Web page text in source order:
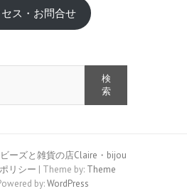
ス・お問合せ
検
索
ビーズと雑貨の店Claire・bijou
リシー | Theme by: Theme
by:WordPress